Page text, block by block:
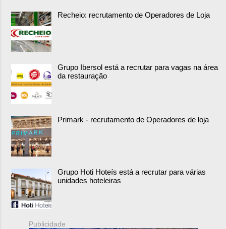
Recheio: recrutamento de Operadores de Loja
Grupo Ibersol está a recrutar para vagas na área
da restauração
Primark - recrutamento de Operadores de loja
Grupo Hoti Hoteís está a recrutar para várias
unidades hoteleiras
Publicidade